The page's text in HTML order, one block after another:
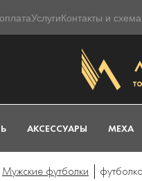
УслугиКонтакты и
АКСЕССУАРЫ МЕХА
Мужские футболки